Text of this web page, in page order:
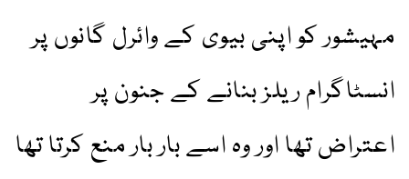
مہیشور کو اپنی بیوی کے وائرل گانوں پر
انسٹاگرام ریلز بنانے کے جنون پر
اعتراض تھا اور وہ اسے بار بار منع کرتا تھا